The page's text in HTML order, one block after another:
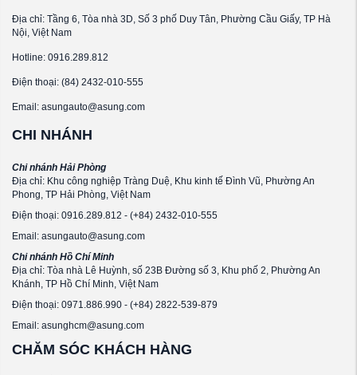
Địa chỉ: Tầng 6, Tòa nhà 3D, Số 3 phố Duy Tân, Phường Cầu Giấy, TP Hà
Nội, Việt Nam
Hotline: 0916.289.812
Điện thoại: (84) 2432-010-555
Email: asungauto@asung.com
CHI NHÁNH
Chi nhánh Hải Phòng
Địa chỉ: Khu công nghiệp Tràng Duệ, Khu kinh tế Đình Vũ, Phường An
Phong, TP Hải Phòng, Việt Nam
Điện thoại: 0916.289.812 - (+84) 2432-010-555
Email: asungauto@asung.com
Chi nhánh Hồ Chí Minh
Địa chỉ: Tòa nhà Lê Huỳnh, số 23B Đường số 3, Khu phố 2, Phường An
Khánh, TP Hồ Chí Minh, Việt Nam
Điện thoại: 0971.886.990 - (+84) 2822-539-879
Email: asunghcm@asung.com
CHĂM SÓC KHÁCH HÀNG